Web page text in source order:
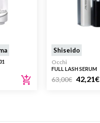
Shiseido
Occhi
FULL LASH SERUM
63,00€ 42,21€